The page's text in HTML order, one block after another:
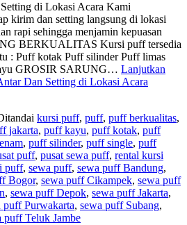
di Lokasi Acara Kami
kirim dan setting langsung di lokasi
rapi sehingga menjamin kepuasan
BERKUALITAS Kursi puff tersedia
: Puff kotak Puff silinder Puff limas
GROSIR SARUNG… Lanjutkan
Dan Setting di Lokasi Acara
kursi puff, puff, puff berkualitas,
jakarta, puff kayu, puff kotak, puff
, puff silinder, puff single, puff
puff, pusat sewa puff, rental kursi
puff, sewa puff, sewa puff Bandung,
Bogor, sewa puff Cikampek, sewa puff
, sewa puff Depok, sewa puff Jakarta,
puff Purwakarta, sewa puff Subang,
puff Teluk Jambe